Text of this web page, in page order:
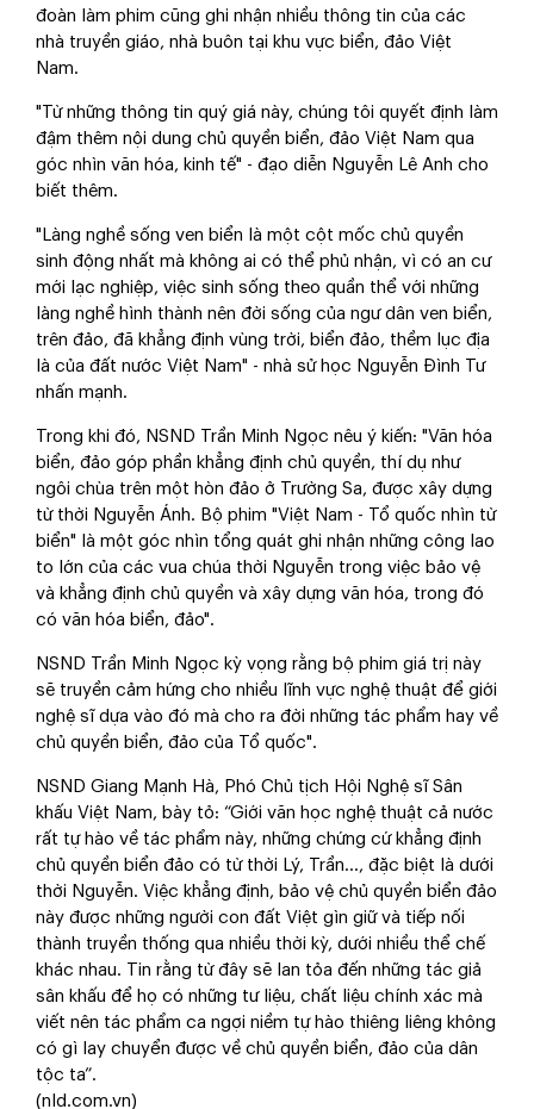
đoàn làm phim cũng ghi nhận nhiều thông tin của các
nhà truyền giáo, nhà buôn tại khu vực biển, đảo Việt
Nam.
"Từ những thông tin quý giá này, chúng tôi quyết định làm
đậm thêm nội dung chủ quyền biển, đảo Việt Nam qua
góc nhìn văn hóa, kinh tế" - đạo diễn Nguyễn Lê Anh cho
biết thêm.
"Làng nghề sống ven biển là một cột mốc chủ quyền
sinh động nhất mà không ai có thể phủ nhận, vì có an cư
mới lạc nghiệp, việc sinh sống theo quần thể với những
làng nghề hình thành nên đời sống của ngư dân ven biển,
trên đảo, đã khẳng định vùng trời, biển đảo, thềm lục địa
là của đất nước Việt Nam" - nhà sử học Nguyễn Đình Tư
nhấn mạnh.
Trong khi đó, NSND Trần Minh Ngọc nêu ý kiến: "Văn hóa
biển, đảo góp phần khẳng định chủ quyền, thí dụ như
ngôi chùa trên một hòn đảo ở Trường Sa, được xây dựng
từ thời Nguyễn Ánh. Bộ phim "Việt Nam - Tổ quốc nhìn từ
biển" là một góc nhìn tổng quát ghi nhận những công lao
to lớn của các vua chúa thời Nguyễn trong việc bảo vệ
và khẳng định chủ quyền và xây dựng văn hóa, trong đó
có văn hóa biển, đảo".
NSND Trần Minh Ngọc kỳ vọng rằng bộ phim giá trị này
sẽ truyền cảm hứng cho nhiều lĩnh vực nghệ thuật để giới
nghệ sĩ dựa vào đó mà cho ra đời những tác phẩm hay về
chủ quyền biển, đảo của Tổ quốc".
NSND Giang Mạnh Hà, Phó Chủ tịch Hội Nghệ sĩ Sân
khấu Việt Nam, bày tỏ: “Giới văn học nghệ thuật cả nước
rất tự hào về tác phẩm này, những chứng cứ khẳng định
chủ quyền biển đảo có từ thời Lý, Trần..., đặc biệt là dưới
thời Nguyễn. Việc khẳng định, bảo vệ chủ quyền biển đảo
này được những người con đất Việt gìn giữ và tiếp nối
thành truyền thống qua nhiều thời kỳ, dưới nhiều thể chế
khác nhau. Tin rằng từ đây sẽ lan tỏa đến những tác giả
sân khấu để họ có những tư liệu, chất liệu chính xác mà
viết nên tác phẩm ca ngợi niềm tự hào thiêng liêng không
có gì lay chuyển được về chủ quyền biển, đảo của dân
tộc ta”.
(nld.com.vn)